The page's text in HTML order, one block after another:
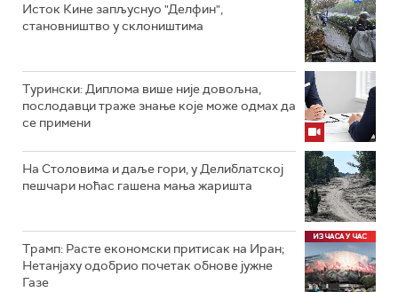
Исток Кине запљуснуо "Делфин",
становништво у склоништима
Турински: Диплома више није довољна,
послодавци траже знање које може одмах да
се примени
На Столовима и даље гори, у Делиблатској
пешчари ноћас гашена мања жаришта
Трамп: Расте економски притисак на Иран;
Нетанјаху одобрио почетак обнове јужне
Газе